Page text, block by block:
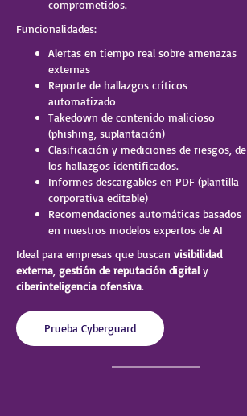
comprometidos.
Funcionalidades:
Alertas en tiempo real sobre amenazas
externas
Reporte de hallazgos críticos
automatizado
Takedown de contenido malicioso
(phishing, suplantación)
Clasificación y mediciones de riesgos, de
los hallazgos identificados.
Informes descargables en PDF (plantilla
corporativa editable)
Recomendaciones automáticas basados
en nuestros modelos expertos de AI
Ideal para empresas que buscan visibilidad
externa gestión de reputación digital y
ciberinteligencia ofensiva.
Prueba Cyberguard